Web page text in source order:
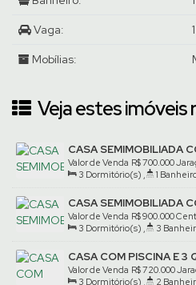
Vaga: 1
Mobílias:
Veja estes imóveis
CASA SEMIMOBILIADA
ESQUERDO R$700.000
Valor de Venda
Santa Catarina, Brasil
3 Dormitório(s) , 1
CASA SEMIMOBILIADA
R$900.000
Valor de Venda
Brasil
3 Dormitório(s) , 3
CASA COM PISCINA E
R$720.000
Valor de Venda
3 Dormitório(s) , 2